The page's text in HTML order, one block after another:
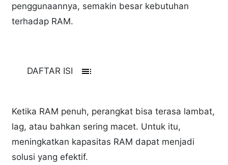
penggunaannya, semakin besar kebutuhan
terhadap RAM.
DAFTAR ISI toc
Ketika RAM penuh, perangkat bisa terasa lambat,
lag, atau bahkan sering macet. Untuk itu,
meningkatkan kapasitas RAM dapat menjadi
solusi yang efektif.